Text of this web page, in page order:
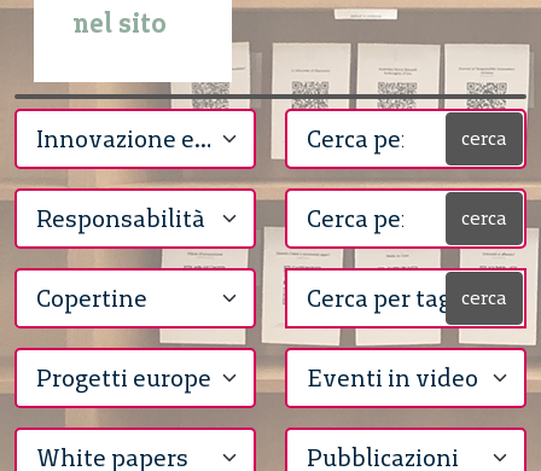
nel sito
cerca
cerca
cerca